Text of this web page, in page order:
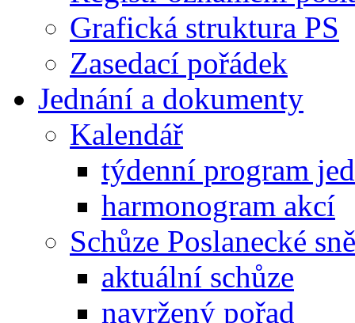
Grafická struktura PS
Zasedací pořádek
Jednání a dokumenty
Kalendář
týdenní program
harmonogram akcí
Schůze Poslanecké
aktuální schůze
navržený pořad